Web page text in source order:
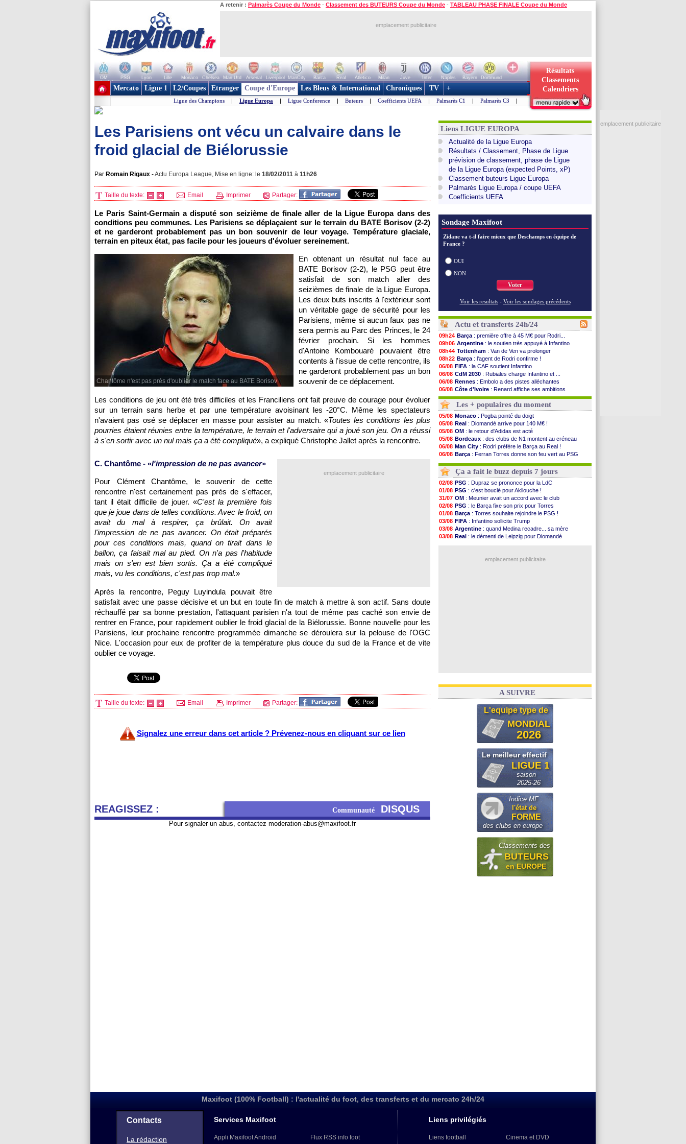
A retenir : Palmarès Coupe du Monde - Classement des BUTEURS Coupe du Monde - TABLEAU PHASE FINALE Coupe du Monde
emplacement publicitaire
OM PSG Lyon Lille Monaco Chelsea Man Utd Arsenal Liverpool ManCity Barca Real Atletico Milan Juve Inter Naples Bayern
Dortmund
+ de clubs
Résultats
Classements
Calendriers
Mercato Ligue 1 L2/Coupes Etranger Coupe d'Europe Les Bleus & International Chroniques TV +
Ligue des Champions | Ligue Europa | Ligue Conference | Buteurs | Coefficients UEFA | Palmarès C1 | Palmarès C3 |
Les Parisiens ont vécu un calvaire dans le
froid glacial de Biélorussie
Par Romain Rigaux -Actu Europa League, Mise en ligne: le 18/02/2011 à 11h26
Taille du texte: Email Imprimer Partager:
Le Paris Saint-Germain a disputé son seizième de finale aller de la Ligue Europa dans des
conditions peu communes. Les Parisiens se déplaçaient sur le terrain du BATE Borisov (2-2)
et ne garderont probablement pas un bon souvenir de leur voyage. Température glaciale,
terrain en piteux état, pas facile pour les joueurs d'évoluer sereinement.
Chantôme n'est pas près d'oublier le match face au BATE Borisov
En obtenant un résultat nul face au
BATE Borisov (2-2), le PSG peut être
satisfait de son match aller des
seizièmes de finale de la Ligue Europa.
Les deux buts inscrits à l'extérieur sont
un véritable gage de sécurité pour les
Parisiens, même si aucun faux pas ne
sera permis au Parc des Princes, le 24
février prochain. Si les hommes
d'Antoine Kombouaré pouvaient être
contents à l'issue de cette rencontre, ils
ne garderont probablement pas un bon
souvenir de ce déplacement.
Les conditions de jeu ont été très difficiles et les Franciliens ont fait preuve de courage pour évoluer
sur un terrain sans herbe et par une température avoisinant les -20°C. Même les spectateurs
n'avaient pas osé se déplacer en masse pour assister au match. «Toutes les conditions les plus
pourries étaient réunies entre la température, le terrain et l'adversaire qui a joué son jeu. On a réussi
à s'en sortir avec un nul mais ça a été compliqué», a expliqué Christophe Jallet après la rencontre.
emplacement publicitaire
C. Chantôme - «l'impression de ne pas avancer»
Pour Clément Chantôme, le souvenir de cette
rencontre n'est certainement pas près de s'effacer,
tant il était difficile de jouer. «C'est la première fois
que je joue dans de telles conditions. Avec le froid, on
avait du mal à respirer, ça brûlait. On avait
l'impression de ne pas avancer. On était préparés
pour ces conditions mais, quand on tirait dans le
ballon, ça faisait mal au pied. On n'a pas l'habitude
mais on s'en est bien sortis. Ça a été compliqué
mais, vu les conditions, c'est pas trop mal.»
Après la rencontre, Peguy Luyindula pouvait être
satisfait avec une passe décisive et un but en toute fin de match à mettre à son actif. Sans doute
réchauffé par sa bonne prestation, l'attaquant parisien n'a tout de même pas caché son envie de
rentrer en France, pour rapidement oublier le froid glacial de la Biélorussie. Bonne nouvelle pour les
Parisiens, leur prochaine rencontre programmée dimanche se déroulera sur la pelouse de l'OGC
Nice. L'occasion pour eux de profiter de la température plus douce du sud de la France et de vite
oublier ce voyage.
Taille du texte: Email Imprimer Partager:
Signalez une erreur dans cet article ? Prévenez-nous en cliquant sur ce lien
REAGISSEZ : Communauté DISQUS
Pour signaler un abus, contactez moderation-abus@maxifoot.fr
Liens LIGUE EUROPA
Actualité de la Ligue Europa
Résultats / Classement, Phase de Ligue
prévision de classement, phase de Ligue
de la Ligue Europa (expected Points, xP)
Classement buteurs Ligue Europa
Palmarès Ligue Europa / coupe UEFA
Coefficients UEFA
Sondage Maxifoot
Zidane va t-il faire mieux que Deschamps en équipe de
France ?
OUI
NON
Voter
Voir les resultats - Voir les sondages précédents
Actu et transferts 24h/24
09h24 Barça : première offre à 45 M€ pour Rodri...
09h06 Argentine : le soutien très appuyé à Infantino
08h44 Tottenham : Van de Ven va prolonger
08h22 Barça : l'agent de Rodri confirme !
06/08 FIFA : la CAF soutient Infantino
06/08 CdM 2030 : Rubiales charge Infantino et ...
06/08 Rennes : Embolo a des pistes alléchantes
06/08 Côte d'Ivoire : Renard affiche ses ambitions
06/08 Rennes: Haise confirme pour Aït Boudlal
06/08
Man City: Trafford à Leeds pour 47 M€ (off...
06/08 Man Utd: Zirkzee vers la Juventus ?
06/08 Amical: Monaco s'impose contre Getafe
06/08 Nantes: Der Zakarian et sa relation avec Kita
06/08 OM : le club prêt à libérer Kondogbia ?
06/08 Monaco: le message touchant d'Akliouche
06/08 FIFA: Tebas en remet une couche
06/08 FIFA: l'UEFA maintient la pression
06/08 PSG: Tebas encense Luis Enrique
06/08
Real: Vinicius jusqu'en 2032 (officiel)
06/08 Lyon : Mangala va rejoindre Getafe
06/08 OM: une offre refusée pour Aguerd
06/08 Real : c'est confirmé pour Vinicius
06/08 Troyes: Junior Diaz jusqu'en 2030 (officiel)
06/08 PSG: Akliouche a signé (officiel)
Voir les brèves précédentes
Les + populaires du moment
05/08 Monaco : Pogba pointé du doigt
05/08 Real : Diomandé arrive pour 140 M€ !
05/08 OM : le retour d'Adidas est acté
05/08 Bordeaux : des clubs de N1 montent au créneau
06/08 Man City : Rodri préfère le Barça au Real !
06/08 Barça : Ferran Torres donne son feu vert au PSG
06/08
OM : accord trouvé avec Man City pour Rulli
Ça a fait le buzz depuis 7 jours
02/08 PSG : Dupraz se prononce pour la LdC
01/08 PSG : c'est bouclé pour Akliouche !
31/07 OM : Meunier avait un accord avec le club
02/08 PSG : le Barça fixe son prix pour Torres
01/08 Barça : Torres souhaite rejoindre le PSG !
03/08 FIFA : Infantino sollicite Trump
03/08 Argentine : quand Medina recadre... sa mère
03/08 Real : le démenti de Leipzig pour Diomandé
emplacement publicitaire
A SUIVRE
L'equipe type de
MONDIAL
2026
Le meilleur effectif
LIGUE 1
saison
2025-26
Indice MF :
l'état de
FORME
des clubs en europe
Classements des
BUTEURS
en EUROPE
emplacement publicitaire
Maxifoot (100% Football) : l'actualité du foot, des transferts et du mercato 24h/24
Contacts
La rédaction
Services Maxifoot
Appli Maxifoot Android
Flux RSS info foot
Liens privilégiés
Liens football
Cinema et DVD